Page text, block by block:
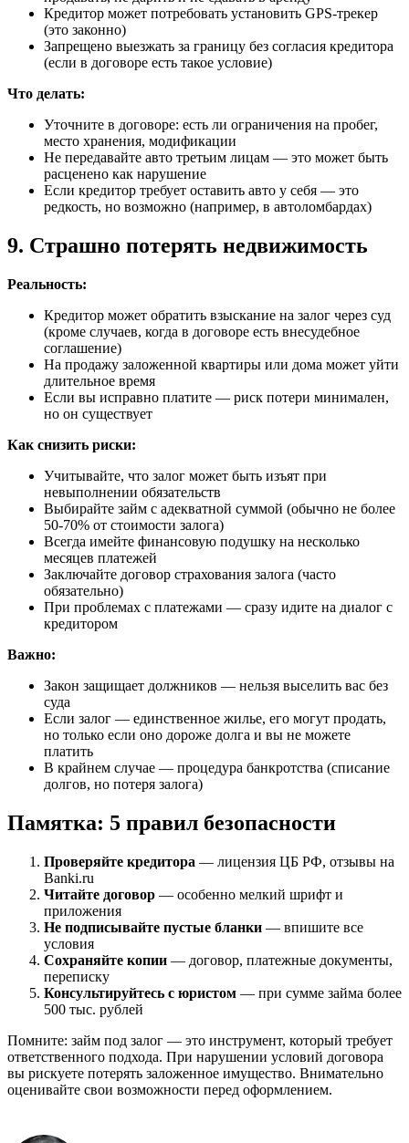
Кредитор может потребовать установить GPS-трекер
(это законно)
Запрещено выезжать за границу без согласия кредитора
(если в договоре есть такое условие)
Что делать:
Уточните в договоре: есть ли ограничения на пробег,
место хранения, модификации
Не передавайте авто третьим лицам — это может быть
расценено как нарушение
Если кредитор требует оставить авто у себя — это
редкость, но возможно (например, в автоломбардах)
9. Страшно потерять недвижимость
Реальность:
Кредитор может обратить взыскание на залог через суд
(кроме случаев, когда в договоре есть внесудебное
соглашение)
На продажу заложенной квартиры или дома может уйти
длительное время
Если вы исправно платите — риск потери минимален,
но он существует
Как снизить риски:
Учитывайте, что залог может быть изъят при
невыполнении обязательств
Выбирайте займ с адекватной суммой (обычно не более
50-70% от стоимости залога)
Всегда имейте финансовую подушку на несколько
месяцев платежей
Заключайте договор страхования залога (часто
обязательно)
При проблемах с платежами — сразу идите на диалог с
кредитором
Важно:
Закон защищает должников — нельзя выселить вас без
суда
Если залог — единственное жилье, его могут продать,
но только если оно дороже долга и вы не можете
платить
В крайнем случае — процедура банкротства (списание
долгов, но потеря залога)
Памятка: 5 правил безопасности
Проверяйте кредитора — лицензия ЦБ РФ, отзывы на
Banki.ru
Читайте договор — особенно мелкий шрифт и
приложения
Не подписывайте пустые бланки — впишите все
условия
Сохраняйте копии — договор, платежные документы,
переписку
Консультируйтесь с юристом — при сумме займа более
500 тыс. рублей
Помните: займ под залог — это инструмент, который требует
ответственного подхода. При нарушении условий договора
вы рискуете потерять заложенное имущество. Внимательно
оценивайте свои возможности перед оформлением.